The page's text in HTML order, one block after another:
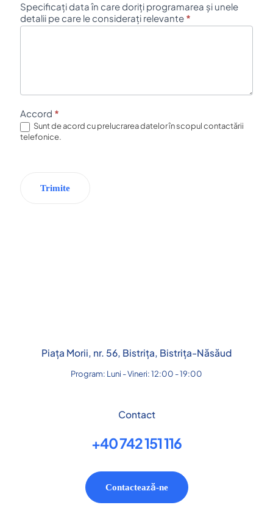
Specificați data în care doriți programarea și unele
detalii pe care le considerați relevante *
Accord *
Sunt de acord cu prelucrarea datelor în scopul contactării
telefonice.
Trimite
Piața Morii, nr. 56, Bistrița, Bistrița-Năsăud
Program: Luni - Vineri: 12:00 - 19:00
Contact
+40 742 151 116
Contactează-ne